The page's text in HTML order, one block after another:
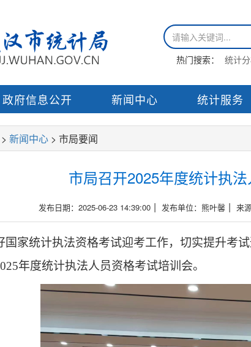
热门搜索： 统计
政府信息公开 新闻中心 统计服务
> 新闻中心 > 市局要闻
市局召开2025年度统计执
发布日期：2025-06-23 14:39:00 | 发布单位：熊叶馨 | 来
国家统计执法资格考试迎考工作， 切实提升考
年度统计执法人员资格考试培训会。